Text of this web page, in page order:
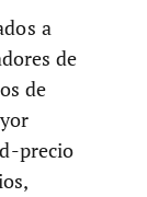
a
de
de
precio